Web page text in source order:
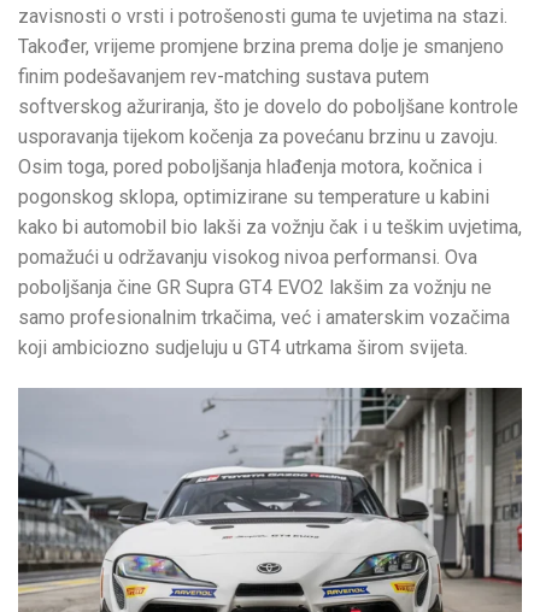
zavisnosti o vrsti i potrošenosti guma te uvjetima na stazi.
Također, vrijeme promjene brzina prema dolje je smanjeno
finim podešavanjem rev-matching sustava putem
softverskog ažuriranja, što je dovelo do poboljšane kontrole
usporavanja tijekom kočenja za povećanu brzinu u zavoju.
Osim toga, pored poboljšanja hlađenja motora, kočnica i
pogonskog sklopa, optimizirane su temperature u kabini
kako bi automobil bio lakši za vožnju čak i u teškim uvjetima,
pomažući u održavanju visokog nivoa performansi. Ova
poboljšanja čine GR Supra GT4 EVO2 lakšim za vožnju ne
samo profesionalnim trkačima, već i amaterskim vozačima
koji ambiciozno sudjeluju u GT4 utrkama širom svijeta.